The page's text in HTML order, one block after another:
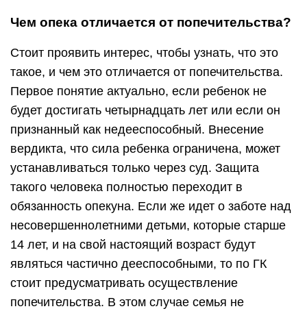
Чем опека отличается от попечительства?
Стоит проявить интерес, чтобы узнать, что это
такое, и чем это отличается от попечительства.
Первое понятие актуально, если ребенок не
будет достигать четырнадцать лет или если он
признанный как недееспособный. Внесение
вердикта, что сила ребенка ограничена, может
устанавливаться только через суд. Защита
такого человека полностью переходит в
обязанность опекуна. Если же идет о заботе над
несовершеннолетними детьми, которые старше
14 лет, и на свой настоящий возраст будут
являться частично дееспособными, то по ГК
стоит предусматривать осуществление
попечительства. В этом случае семья не